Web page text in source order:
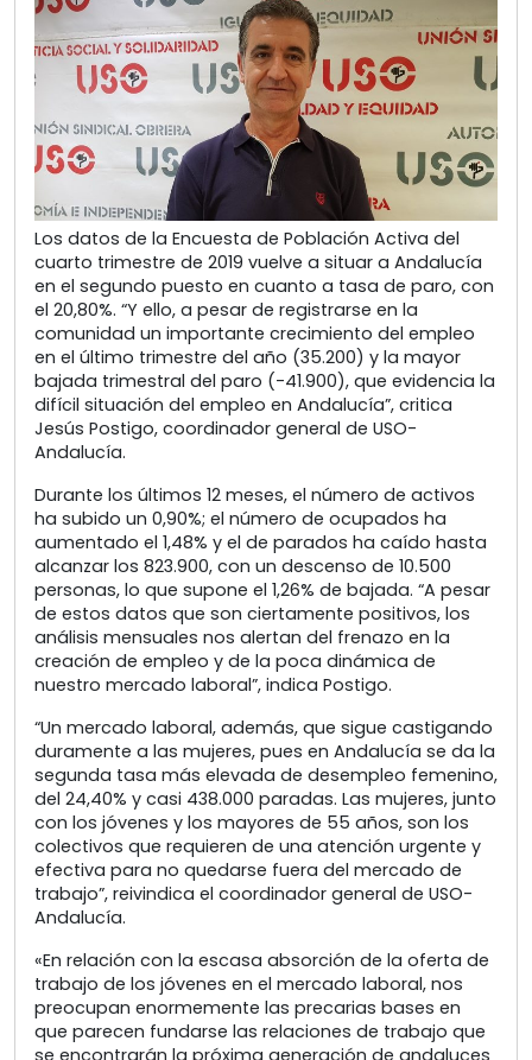
Los datos de la Encuesta de Población Activa del
cuarto trimestre de 2019 vuelve a situar a Andalucía
en el segundo puesto en cuanto a tasa de paro, con
el 20,80%. “Y ello, a pesar de registrarse en la
comunidad un importante crecimiento del empleo
en el último trimestre del año (35.200) y la mayor
bajada trimestral del paro (-41.900), que evidencia la
difícil situación del empleo en Andalucía”, critica
Jesús Postigo, coordinador general de USO-
Andalucía.
Durante los últimos 12 meses, el número de activos
ha subido un 0,90%; el número de ocupados ha
aumentado el 1,48% y el de parados ha caído hasta
alcanzar los 823.900, con un descenso de 10.500
personas, lo que supone el 1,26% de bajada. “A pesar
de estos datos que son ciertamente positivos, los
análisis mensuales nos alertan del frenazo en la
creación de empleo y de la poca dinámica de
nuestro mercado laboral”, indica Postigo.
“Un mercado laboral, además, que sigue castigando
duramente a las mujeres, pues en Andalucía se da la
segunda tasa más elevada de desempleo femenino,
del 24,40% y casi 438.000 paradas. Las mujeres, junto
con los jóvenes y los mayores de 55 años, son los
colectivos que requieren de una atención urgente y
efectiva para no quedarse fuera del mercado de
trabajo”, reivindica el coordinador general de USO-
Andalucía.
«En relación con la escasa absorción de la oferta de
trabajo de los jóvenes en el mercado laboral, nos
preocupan enormemente las precarias bases en
que parecen fundarse las relaciones de trabajo que
se encontrarán la próxima generación de andaluces